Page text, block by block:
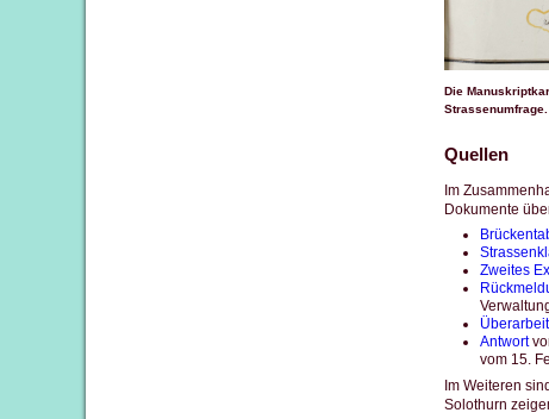
Die
Strassenumfrage.
Quellen
Im
Dokumente
Zweites
Antwort
vom 15.
Im Weiteren
Solothurn